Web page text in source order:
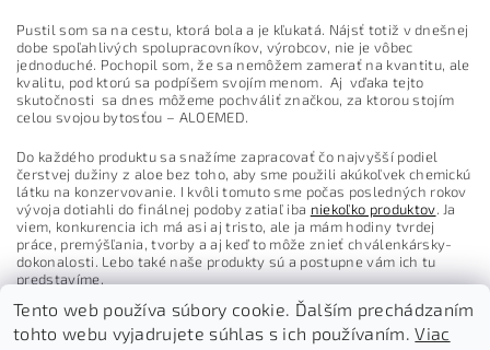
Pustil som sa na cestu, ktorá bola a je kľukatá. Nájsť totiž v dnešnej
dobe spoľahlivých spolupracovníkov, výrobcov, nie je vôbec
jednoduché. Pochopil som, že sa nemôžem zamerať na kvantitu, ale
kvalitu, pod ktorú sa podpíšem svojím menom. Aj vďaka tejto
skutočnosti sa dnes môžeme pochváliť značkou, za ktorou stojím
celou svojou bytosťou – ALOEMED.
Do každého produktu sa snažíme zapracovať čo najvyšší podiel
čerstvej dužiny z aloe bez toho, aby sme použili akúkoľvek chemickú
látku na konzervovanie. I kvôli tomuto sme počas posledných rokov
vývoja dotiahli do finálnej podoby zatiaľ iba niekoľko produktov. Ja
viem, konkurencia ich má asi aj tristo, ale ja mám hodiny tvrdej
práce, premýšľania, tvorby a aj keď to môže znieť chválenkársky-
dokonalosti. Lebo také naše produkty sú a postupne vám ich tu
predstavíme.
Tento web používa súbory cookie. Ďalším prechádzaním
tohto webu vyjadrujete súhlas s ich používaním.Viac